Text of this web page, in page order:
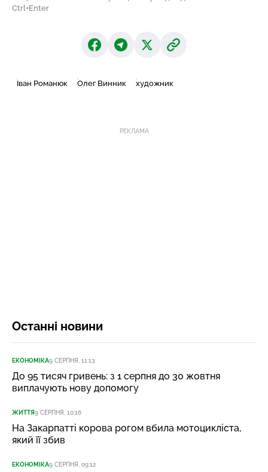
Ctrl+Enter
Іван Романюк Олег Винник художник
РЕКЛАМА
Останні новини
ЕКОНОМІКА9 СЕРПНЯ, 11:13
До 95 тисяч гривень: з 1 серпня до 30 жовтня
виплачують нову допомогу
ЖИТТЯ9 СЕРПНЯ, 10:16
На Закарпатті корова рогом вбила мотоцикліста,
який її збив
ЕКОНОМІКА9 СЕРПНЯ, 09:12